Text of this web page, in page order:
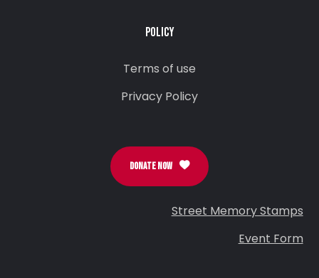
POLICY
Terms of use
Privacy Policy
DONATE NOW
Street Memory Stamps
Event Form